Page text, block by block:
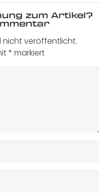
zum Artikel?
nicht veröffentlicht.
* markiert